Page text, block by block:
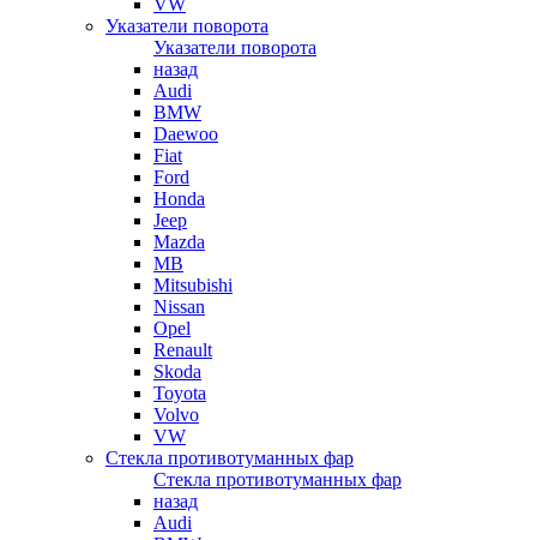
VW
Указатели поворота
Указатели поворота
назад
Audi
BMW
Daewoo
Fiat
Ford
Honda
Jeep
Mazda
MB
Mitsubishi
Nissan
Opel
Renault
Skoda
Toyota
Volvo
VW
Стекла противотуманных фар
Стекла противотуманных фар
назад
Audi